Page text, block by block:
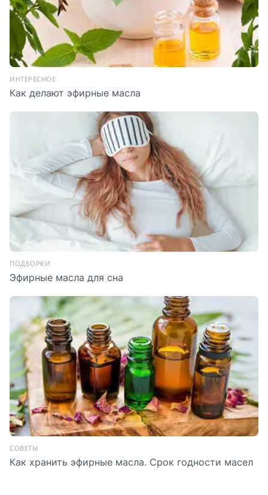
ИНТЕРЕСНОЕ
Как делают эфирные масла
ПОДБОРКИ
Эфирные масла для сна
СОВЕТЫ
Как хранить эфирные масла. Срок годности масел